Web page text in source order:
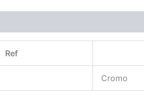
Ref
Cromo